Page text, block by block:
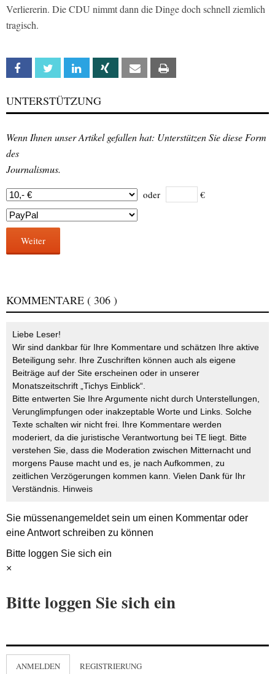
Verliererin. Die CDU nimmt dann die Dinge doch schnell ziemlich
tragisch.
Facebook Twitter Linkedin Xing Email
UNTERSTÜTZUNG
Wenn Ihnen unser Artikel gefallen hat: Unterstützen Sie diese Form
des
Journalismus.
oder €
Weiter
KOMMENTARE ( 306 )
Liebe Leser!
Wir sind dankbar für Ihre Kommentare und schätzen Ihre aktive
Beteiligung sehr. Ihre Zuschriften können auch als eigene
Beiträge auf der Site erscheinen oder in unserer
Monatszeitschrift „Tichys Einblick“.
Bitte entwerten Sie Ihre Argumente nicht durch Unterstellungen,
Verunglimpfungen oder inakzeptable Worte und Links. Solche
Texte schalten wir nicht frei. Ihre Kommentare werden
moderiert, da die juristische Verantwortung bei TE liegt. Bitte
verstehen Sie, dass die Moderation zwischen Mitternacht und
morgens Pause macht und es, je nach Aufkommen, zu
zeitlichen Verzögerungen kommen kann. Vielen Dank für Ihr
Verständnis. Hinweis
Sie müssenangemeldetsein um einen Kommentar oder
eine Antwort schreiben zu können
Bitte loggen Sie sich ein
×
Bitte loggen Sie sich ein
ANMELDEN REGISTRIERUNG